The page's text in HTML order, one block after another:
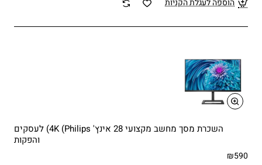
הוספה לעגלת הקניות
השכרת מסך מחשב מקצועי 28 אינץ' 4K (Philips) לעסקים
והפקות
₪590